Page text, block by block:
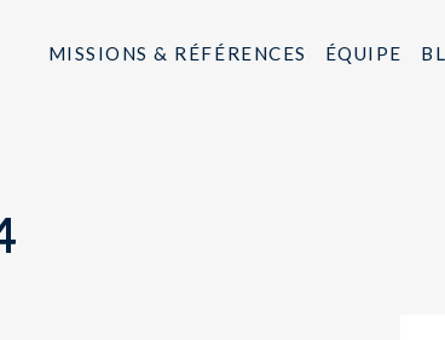
MISSIONS & RÉFÉRENCES ÉQUIPE